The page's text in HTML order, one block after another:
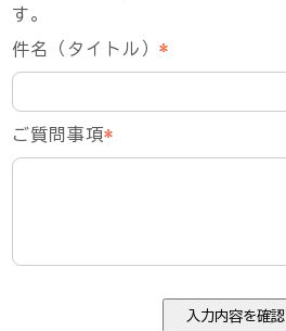
す。
件名（タイトル）*
ご質問事項*